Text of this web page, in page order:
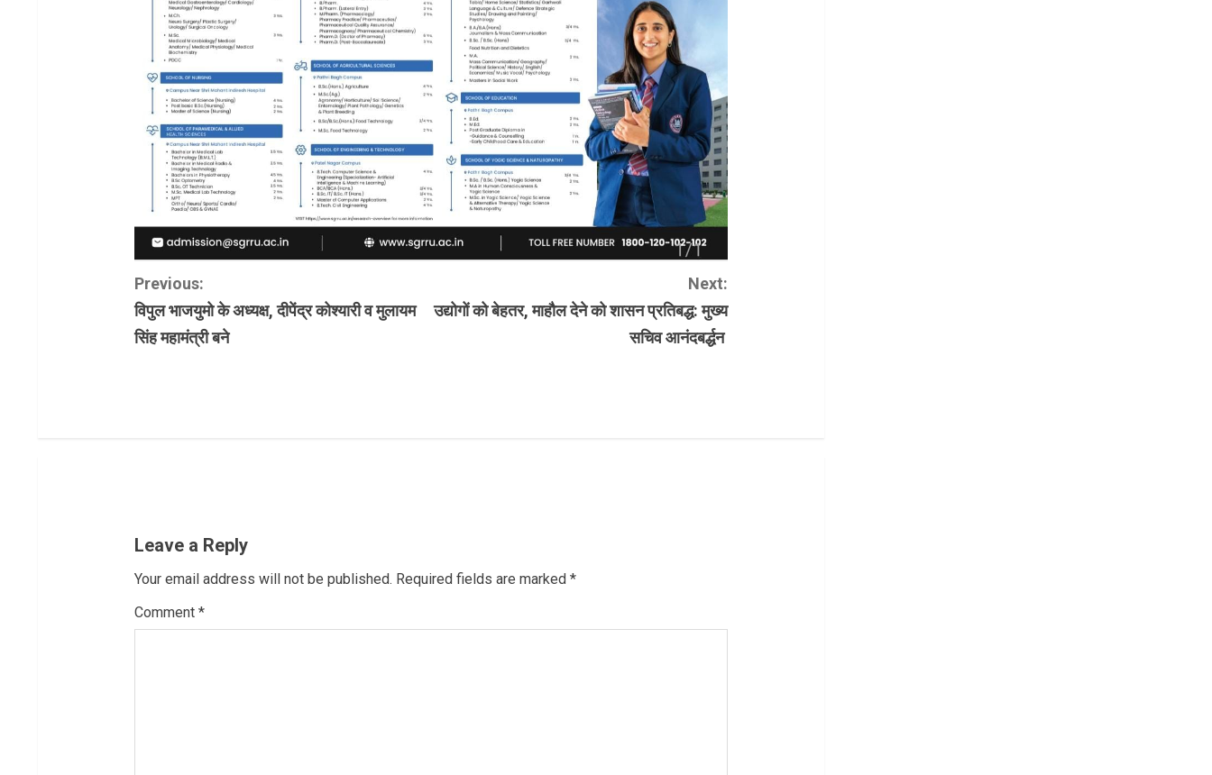
C
o
e
R
e
Previous:
विपुल भाजयुमो के अध्यक्ष, दीपेंद्र कोश्यारी व मुलायम
सिंह महामंत्री बने
Next:
उद्योगों को बेहतर, माहौल देने को शासन प्रतिबद्ध: मुख्य
सचिव आनंदबर्द्धन
Leave a Reply
Your email address will not be published. Required fields are marked *
Comment *